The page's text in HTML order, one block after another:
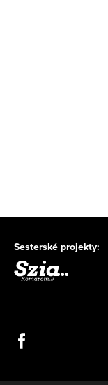
Sesterské projekty: